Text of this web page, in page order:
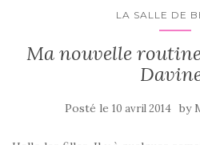
LA SALLE DE
Ma nouvelle
Posté le 10 avril 2014 by